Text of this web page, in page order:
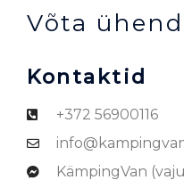
Võta
Kontaktid
+372 56900116
KämpingVan